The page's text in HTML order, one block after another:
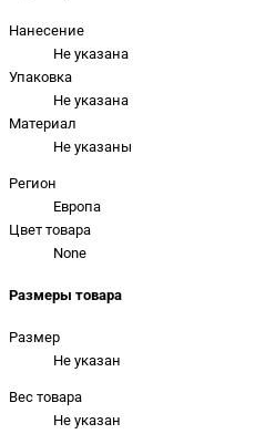
Нанесение
Не указана
Упаковка
Не указана
Материал
Не указаны
Регион
Европа
Цвет товара
None
Размеры товара
Размер
Не указан
Вес товара
Не указан